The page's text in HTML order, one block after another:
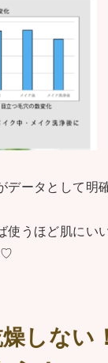
データとして明
使うほど肌にい
♡
しない